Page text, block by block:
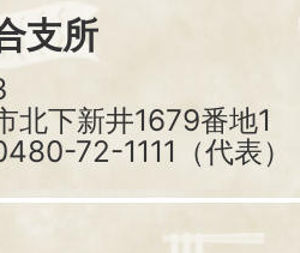
支所
北下新井1679番地1
72-1111（代表）